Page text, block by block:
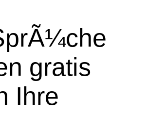
gratis
Ihre